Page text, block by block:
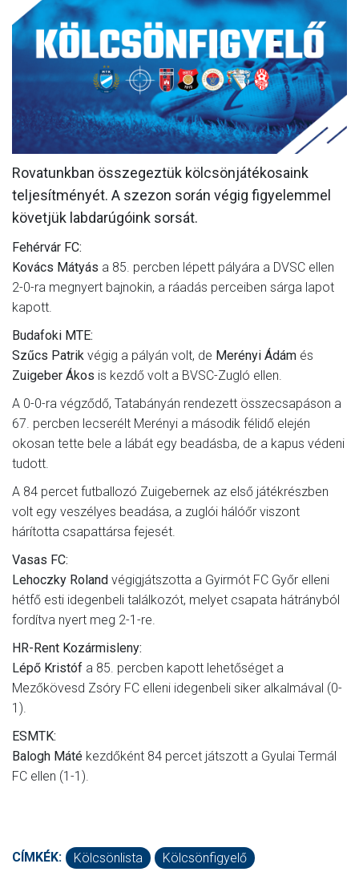
MÉRKŐZÉSEK
KLUB
GALÉRIA
SZURKOLÓI ÉLMÉNYEK
AKKREDITÁCIÓ
Rovatunkban összegeztük kölcsönjátékosaink
teljesítményét. A szezon során végig figyelemmel
követjük labdarúgóink sorsát.
Fehérvár FC:
Kovács Mátyás a 85. percben lépett pályára a DVSC ellen
2-0-ra megnyert bajnokin, a ráadás perceiben sárga lapot
kapott.
Budafoki MTE:
Szűcs Patrik végig a pályán volt, de Merényi Ádám és
Zuigeber Ákos is kezdő volt a BVSC-Zugló ellen.
A 0-0-ra végződő, Tatabányán rendezett összecsapáson a
67. percben lecserélt Merényi a második félidő elején
okosan tette bele a lábát egy beadásba, de a kapus védeni
tudott.
A 84 percet futballozó Zuigebernek az első játékrészben
volt egy veszélyes beadása, a zuglói hálóőr viszont
hárította csapattársa fejesét.
Vasas FC:
Lehoczky Roland végigjátszotta a Gyirmót FC Győr elleni
hétfő esti idegenbeli találkozót, melyet csapata hátrányból
fordítva nyert meg 2-1-re.
HR-Rent Kozármisleny:
Lépő Kristóf a 85. percben kapott lehetőséget a
Mezőkövesd Zsóry FC elleni idegenbeli siker alkalmával (0-
1).
ESMTK:
Balogh Máté kezdőként 84 percet játszott a Gyulai Termál
FC ellen (1-1).
CÍMKÉK: Kölcsönlista Kölcsönfigyelő